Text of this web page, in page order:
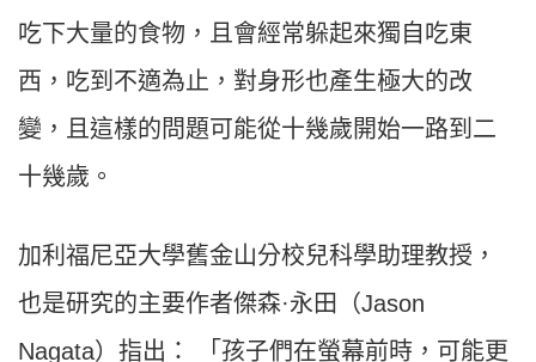
吃下大量的食物，且會經常躲起來獨自吃東
西，吃到不適為止，對身形也產生極大的改
變，且這樣的問題可能從十幾歲開始一路到二
十幾歲。
加利福尼亞大學舊金山分校兒科學助理教授，
也是研究的主要作者傑森·永田（Jason
Nagata） 指出：
「孩子們在螢幕前時，可能更